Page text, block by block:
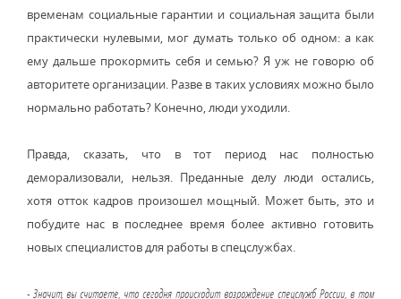
временам социальные гарантии и социальная защита были
практически нулевыми, мог думать только об одном: а как
ему дальше прокормить себя и семью? Я уж не говорю об
авторитете организации. Разве в таких условиях можно было
нормально работать? Конечно, люди уходили.
Правда, сказать, что в тот период нас полностью
деморализовали, нельзя. Преданные делу люди остались,
хотя отток кадров произошел мощный. Может быть, это и
побудите нас в последнее время более активно готовить
новых специалистов для работы в спецслужбах.
- Значит, вы считаете, что сегодня происходит возрождение спецслужб России, в том